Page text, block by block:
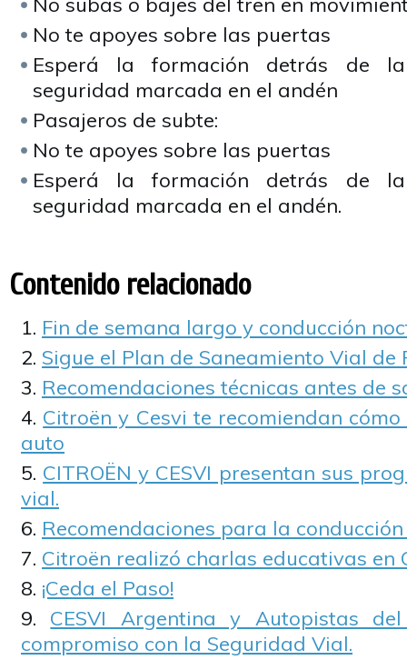
No te apoyes sobre las puertas
Esperá la formación detrás de
seguridad marcada en el andén
Pasajeros de subte:
No te apoyes sobre las puertas
Esperá la formación detrás de
seguridad marcada en el andén.
Contenido relacionado
Fin de semana largo y conducción
Sigue el Plan de Saneamiento Vial de
Recomendaciones técnicas antes de
Citroën y Cesvi te recomiendan
auto
CITROËN y CESVI presentan sus
vial.
Recomendaciones para la
Citroën realizó charlas educativas en
¡Ceda el Paso!
CESVI Argentina y Autopistas
compromiso con la Seguridad Vial.